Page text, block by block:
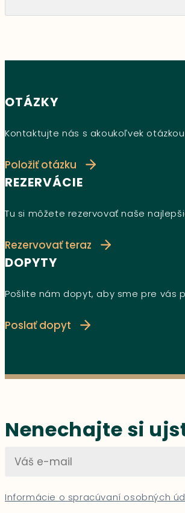
OTÁZKY
Kontaktujte nás s akoukoľvek
Položiť otázku
REZERVÁCIE
Tu si môžete rezervovať naše
Rezervovať teraz
DOPYTY
Pošlite nám dopyt, aby sme pre vás
Poslať dopyt
Nenechajte si
Informácie o spracúvaní osobných